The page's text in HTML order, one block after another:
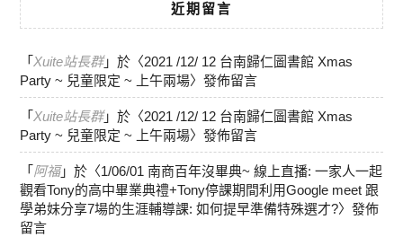
近期留言
「 Xuite站長群」於〈2021 /12/ 12 台南歸仁圖書館 Xmas
Party ~ 兒童限定 ~ 上午兩場〉發佈留言
「 Xuite站長群」於〈2021 /12/ 12 台南歸仁圖書館 Xmas
Party ~ 兒童限定 ~ 上午兩場〉發佈留言
「 阿福」於〈1/06/01 南商百年沒畢典~ 線上直播: 一家人一起
觀看Tony的高中畢業典禮+Tony停課期間利用Google meet 跟
學弟妹分享7場的生涯輔導課: 如何提早準備特殊選才?〉發佈
留言